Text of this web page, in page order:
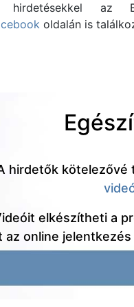
az
oldalán is
hirdetők kötelezővé
elkészítheti a
az online